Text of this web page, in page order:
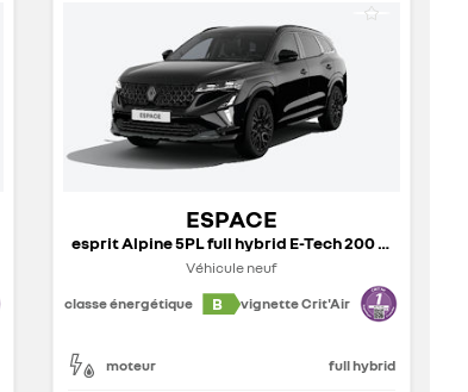
ESPACE
esprit Alpine 5PL full hybrid E-Tech 200 ch - 26
Véhicule neuf
classe énergétique
B vignette Crit'Air
moteur full hybrid